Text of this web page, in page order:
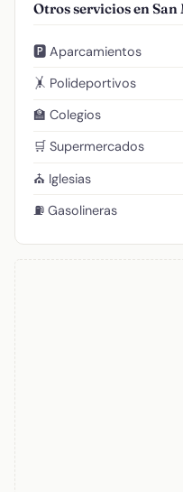
Otros servicios en San
🅿️ Aparcamientos
🤸 Polideportivos
🏫 Colegios
🛒 Supermercados
⛪ Iglesias
⛽ Gasolineras